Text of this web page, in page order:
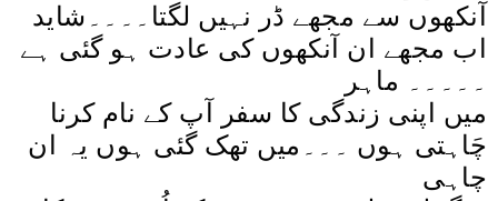
آنکھوں سے مجھے ڈر نہیں لگتا۔۔۔۔شاید
اب مجھے ان آنکھوں کی عادت ہو گئی ہے
۔۔۔۔۔ ماہر
میں اپنی زندگی کا سفر آپ کے نام کرنا
چَاہتی ہوں ۔۔۔میں تھک گئی ہوں یہ ان
چاہی